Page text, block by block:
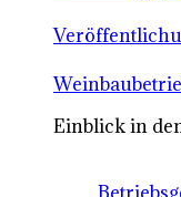
Einblick in